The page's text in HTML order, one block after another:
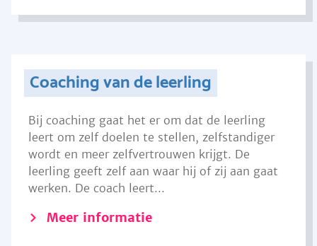
Coaching van de leerling
Bij coaching gaat het er om dat de leerling
leert om zelf doelen te stellen, zelfstandiger
wordt en meer zelfvertrouwen krijgt. De
leerling geeft zelf aan waar hij of zij aan gaat
werken. De coach leert...
Meer informatie